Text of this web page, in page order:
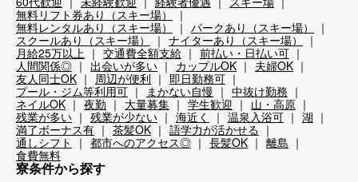
無料リフト券あり（スキー場）
無料レンタルあり（スキー場）
パークあり（スキー場）
スクールあり（スキー場）
ナイターあり（スキー場）
月給25万以上
交通費全額支給
前払い・日払い可
人間関係◎
出会いが多い カップルOK
夫婦OK
友人同士OK
周辺が便利
即日勤務可
プール・ジム等利用可
まかない自慢
中抜け勤務
ネイルOK
夜勤 大量募集 学生歓迎
山・高原
残業が多い
残業が少ない 海近く 温泉入浴可
湖
満了ボーナス有
茶髪OK
語学力が活かせる
通しシフト
都市へのアクセス◎ 長髪OK
離島
食費無料
寮条件から探す